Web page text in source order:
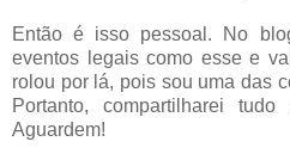
Então é isso pessoal. No
eventos legais como esse e
rolou por lá, pois sou uma das
Portanto, compartilharei
Aguardem!